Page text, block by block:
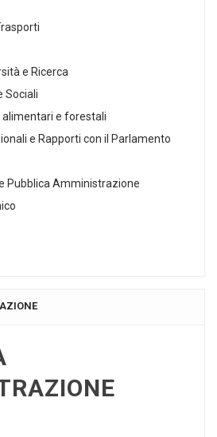
e Ricerca
Sociali
alimentari e forestali
e Rapporti con il Parlamento
Pubblica Amministrazione